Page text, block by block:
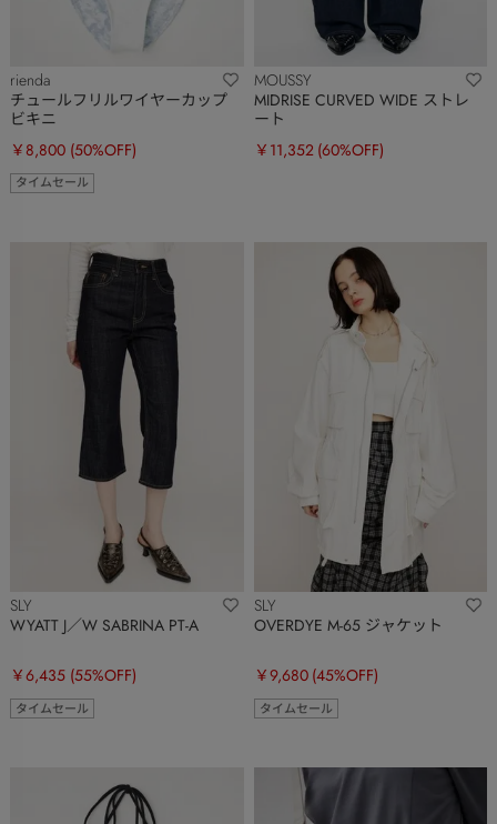
rienda
チュールフリルワイヤーカップ
ビキニ
￥8,800 (50%OFF)
タイムセール
MOUSSY
MIDRISE CURVED WIDE ストレ
ート
￥11,352 (60%OFF)
SLY
WYATT J／W SABRINA PT-A
￥6,435 (55%OFF)
タイムセール
SLY
OVERDYE M-65 ジャケット
￥9,680 (45%OFF)
タイムセール